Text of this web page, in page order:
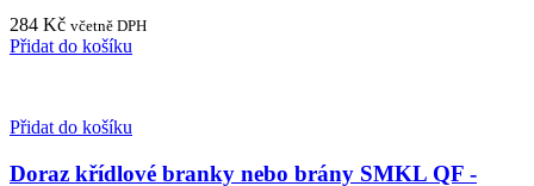
284 Kč včetně DPH
Přidat do košíku
Přidat do košíku
Doraz křídlové branky nebo brány SMKL QF -